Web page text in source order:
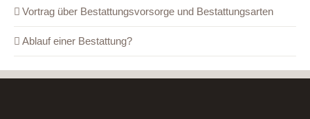
Vortrag über Bestattungsvorsorge und Bestattungsarten
Ablauf einer Bestattung?